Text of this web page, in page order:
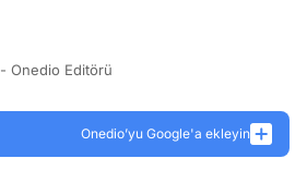
- Onedio Editörü
Onedio’yu Google'a ekleyin